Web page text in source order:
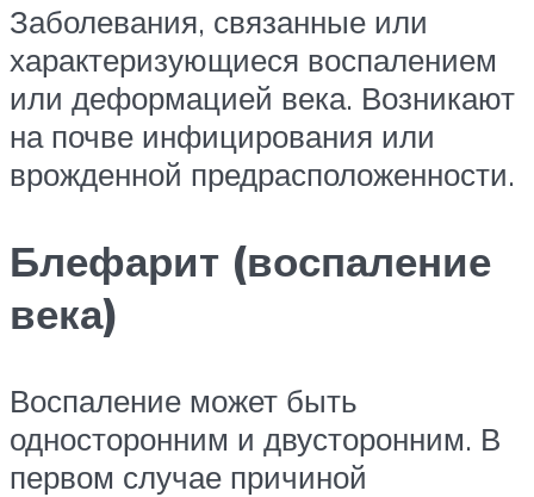
Заболевания, связанные или
характеризующиеся воспалением
или деформацией века. Возникают
на почве инфицирования или
врожденной предрасположенности.
Блефарит (воспаление
века)
Воспаление может быть
односторонним и двусторонним. В
первом случае причиной